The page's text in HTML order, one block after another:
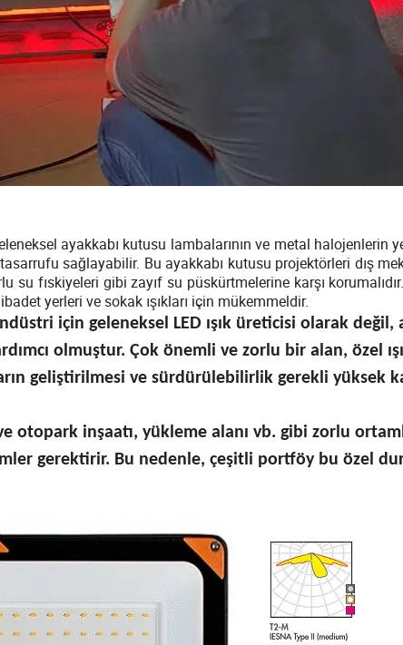
ayakkabı kutusu lambalarının ve metal halojenlerin
sağlayabilir. Bu ayakkabı kutusu projektörleri dış
su fıskiyeleri gibi zayıf su püskürtmelerine karşı
yerleri ve sokak ışıkları için mükemmeldir.
için geleneksel LED ışık üreticisi olarak değil,
olmuştur. Çok önemli ve zorlu bir alan, özel
geliştirilmesi ve sürdürülebilirlik gerekli yüksek
ve otopark inşaatı, yükleme alanı vb. gibi zorlu
gerektirir. Bu nedenle, çeşitli portföy bu özel